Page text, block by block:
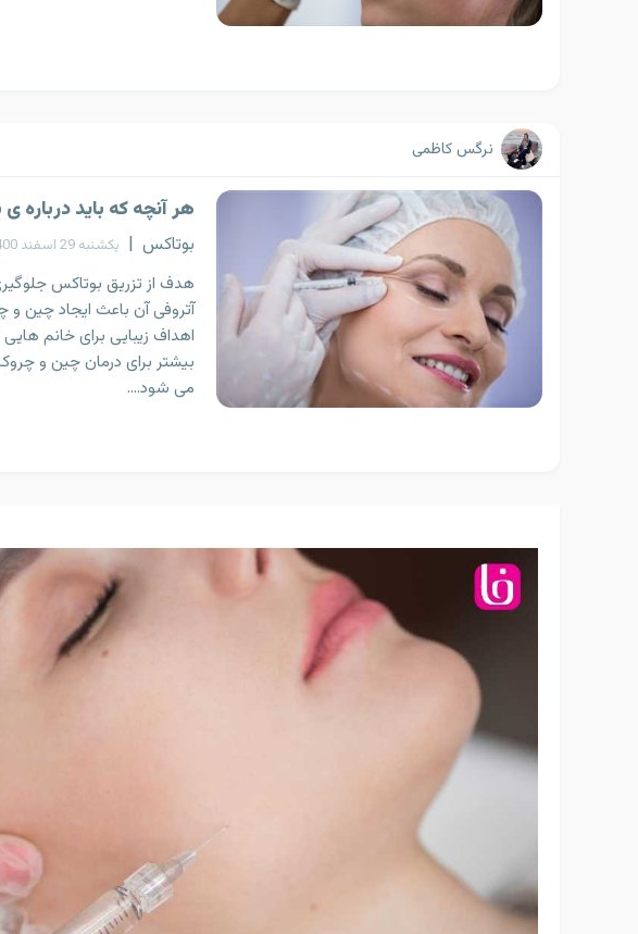
نرگس کاظمی
هر آنچه که باید درباره
بوتاکس | یکشنبه 29 اسفند 1400
هدف از تزریق بوتاکس
آتروفی آن باعث ایجاد چین ‌و
اهداف زیبایی برای خانم‌
بیشتر برای درمان چین ‌و
می شود....